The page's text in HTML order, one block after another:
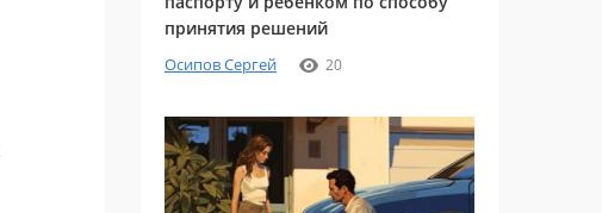
принятия решений
Осипов Сергей 20